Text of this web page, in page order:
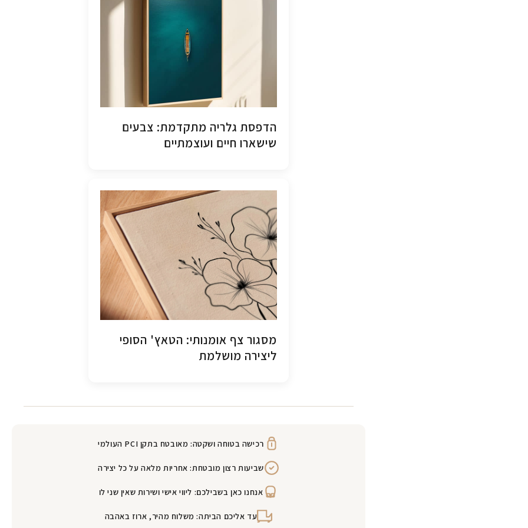
הדפסת גלריה מתקדמת: צבעים
שישארו חיים ועוצמתיים
מסגור צף אומנותי: הטאץ' הסופי
ליצירה מושלמת
רכישה בטוחה ושקטה: מאובטח בתקן PCI העולמי
שביעות רצון מובטחת: אחריות מלאה על כל יצירה
אנחנו כאן בשבילכם: ליווי אישי ושירות שאין שני לו
עד אליכם הביתה: משלוח מהיר, ארוז באהבה